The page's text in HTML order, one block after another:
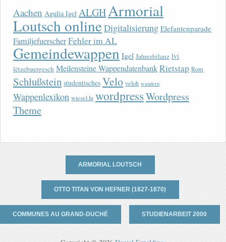
Aachen Agulia Igel ALGHArmorial
Loutsch onlineDigitalisierung Elefantenparade
FamiljefuerscherFehler im AL
Gemeindewappen Igel Jahresbilanz lvi
lëtzebuergesch Meilensteine WappendatenbankRietstap Rom
Schlußstein studentisches Velo veloh wandern
Wappenlexikon wiesel.lu wordpressWordpress
Theme
ARMORIAL LOUTSCH
OTTO TITAN VON HEFNER (1827-1870)
COMMUNES AU GRAND-DUCHÉ STUDIENARBEIT 2000